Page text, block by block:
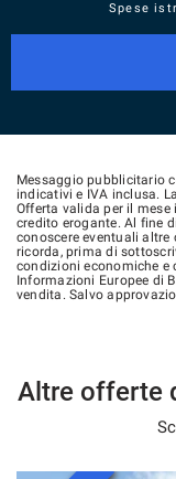
Spese
Messaggio pubblicitario
indicativi e IVA inclusa.
Offerta valida per il
credito erogante. Al fine
conoscere eventuali
ricorda, prima di
condizioni economiche
Informazioni Europee di
vendita. Salvo
Altre offerte